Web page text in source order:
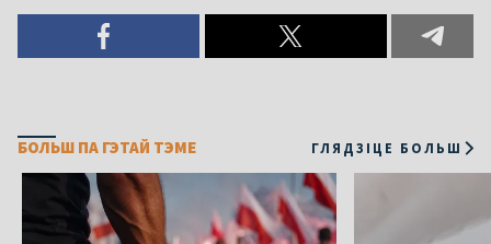
БОЛЬШ ПА ГЭТАЙ ТЭМЕ ГЛЯДЗІЦЕ БОЛЬШ